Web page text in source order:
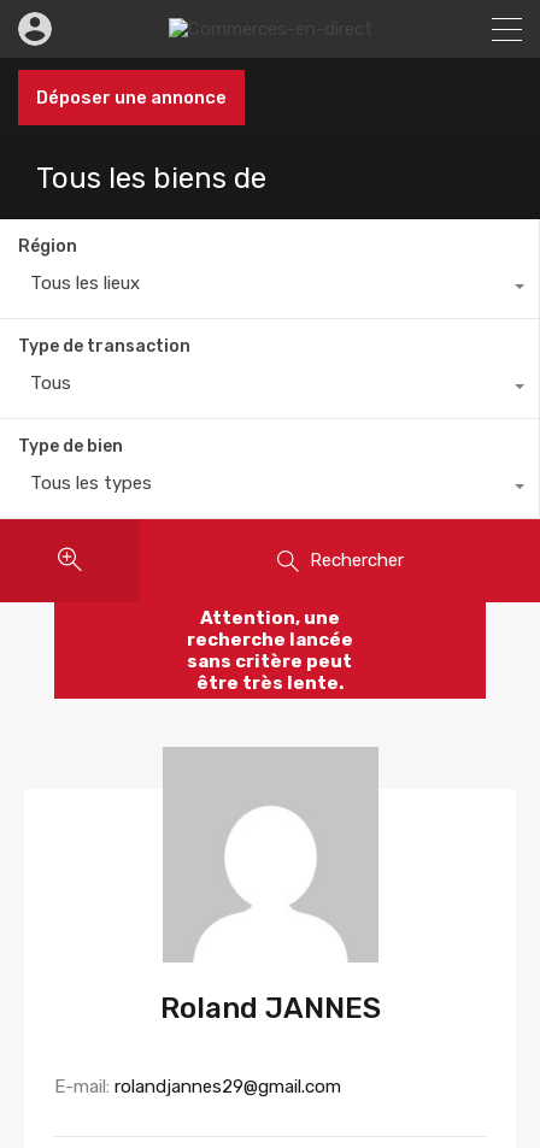
Déposer une annonce
Tous les biens de
Région
Tous les lieux
Type de transaction
Tous
Type de bien
Tous les types
Rechercher
Attention, une
recherche lancée
sans critère peut
être très lente.
Roland JANNES
E-mail: rolandjannes29@gmail.com